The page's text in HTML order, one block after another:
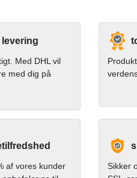
levering
Med DHL vil
med dig på
af vores kunder
Sikker